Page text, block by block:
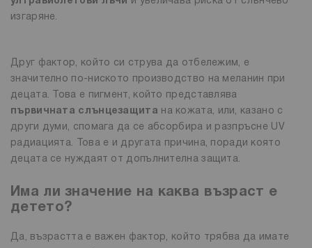
изгаряне.
Друг фактор, който си струва да отбележим, е
значително по-ниското производство на меланин при
децата. Това е пигмент, който представлява
първичната слънцезащита на кожата, или, казано с
други думи, спомага да се абсорбира и разпръсне UV
радиацията. Това е и другата причина, поради която
децата се нуждаят от допълнителна защита.
Има ли значение на каква възраст е
детето?
Да, възрастта е важен фактор, който трябва да имате